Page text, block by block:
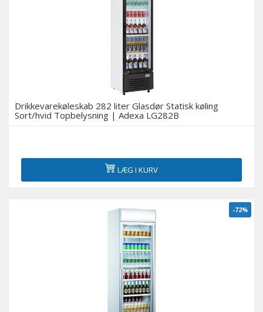
Drikkevarekøleskab 282 liter Glasdør Statisk køling
Sort/hvid Topbelysning | Adexa LG282B
LÆG I KURV
-72%